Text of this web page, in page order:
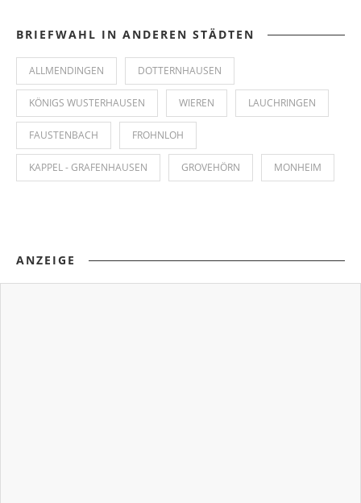
BRIEFWAHL IN ANDEREN STÄDTEN
ALLMENDINGEN DOTTERNHAUSEN
KÖNIGS WUSTERHAUSEN WIEREN LAUCHRINGEN
FAUSTENBACH FROHNLOH
KAPPEL - GRAFENHAUSEN GROVEHÖRN MONHEIM
ANZEIGE